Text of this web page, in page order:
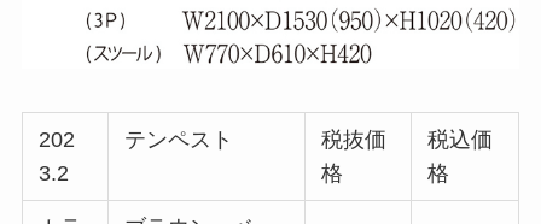
202
3.2
テンペスト
税抜価
格
税込価
格